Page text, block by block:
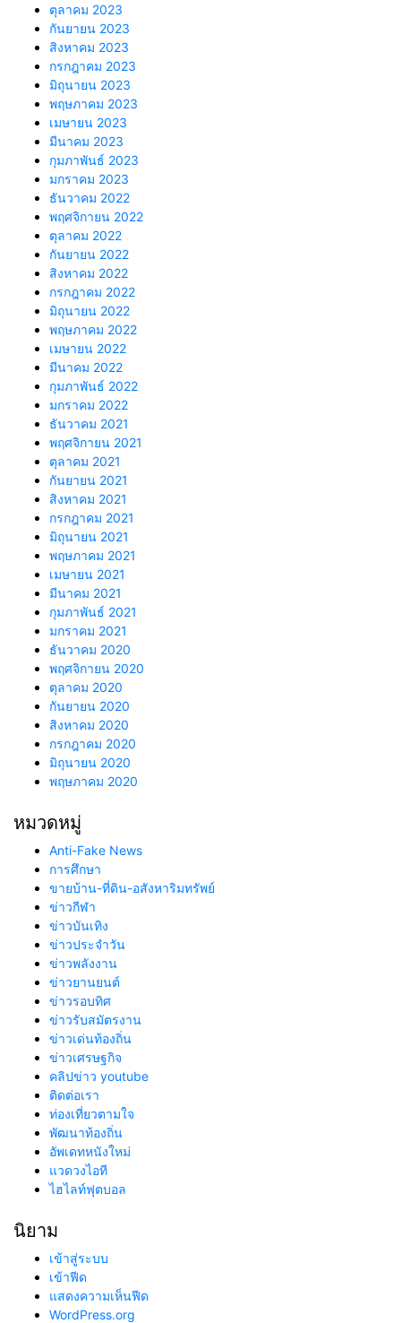
ตุลาคม 2023
กันยายน 2023
สิงหาคม 2023
กรกฎาคม 2023
มิถุนายน 2023
พฤษภาคม 2023
เมษายน 2023
มีนาคม 2023
กุมภาพันธ์ 2023
มกราคม 2023
ธันวาคม 2022
พฤศจิกายน 2022
ตุลาคม 2022
กันยายน 2022
สิงหาคม 2022
กรกฎาคม 2022
มิถุนายน 2022
พฤษภาคม 2022
เมษายน 2022
มีนาคม 2022
กุมภาพันธ์ 2022
มกราคม 2022
ธันวาคม 2021
พฤศจิกายน 2021
ตุลาคม 2021
กันยายน 2021
สิงหาคม 2021
กรกฎาคม 2021
มิถุนายน 2021
พฤษภาคม 2021
เมษายน 2021
มีนาคม 2021
กุมภาพันธ์ 2021
มกราคม 2021
ธันวาคม 2020
พฤศจิกายน 2020
ตุลาคม 2020
กันยายน 2020
สิงหาคม 2020
กรกฎาคม 2020
มิถุนายน 2020
พฤษภาคม 2020
หมวดหมู่
Anti-Fake News
การศึกษา
ขายบ้าน-ที่ดิน-อสังหาริมทรัพย์
ข่าวกีฬา
ข่าวบันเทิง
ข่าวประจำวัน
ข่าวพลังงาน
ข่าวยานยนต์
ข่าวรอบทิศ
ข่าวรับสมัตรงาน
ข่าวเด่นท้องถิ่น
ข่าวเศรษฐกิจ
คลิปข่าว youtube
ติดต่อเรา
ท่องเที่ยวตามใจ
พัฒนาท้องถิ่น
อัพเดทหนังใหม่
แวดวงไอที
ไฮไลท์ฟุตบอล
นิยาม
เข้าสู่ระบบ
เข้าฟีด
แสดงความเห็นฟีด
WordPress.org